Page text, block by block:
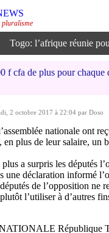
pluralisme
Togo: l’afrique réunie
f cfa de plus pour chaque
2 octobre 2017 à 22:04 par Doso
nationale ont
en plus de leur salaire, un
a surpris les députés
une déclaration informé
de l’opposition ne
l’utiliser à d’autres
République